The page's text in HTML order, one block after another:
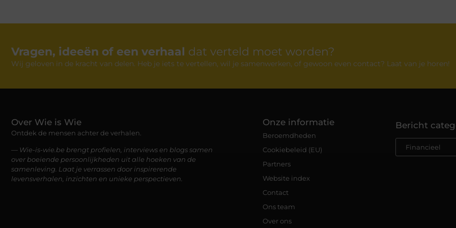
Vragen, ideeën of een verhaal dat verteld moet worden?
Wij geloven in de kracht van delen. Heb je iets te vertellen, wil je samenwerken, of gewoon even contact? Laat van je horen!
Over Wie is Wie
Ontdek de mensen achter de verhalen.
— Wie-is-wie.be brengt profielen, interviews en blogs samen
over boeiende persoonlijkheden uit alle hoeken van de
samenleving. Laat je verrassen door inspirerende
levensverhalen, inzichten en unieke perspectieven.
Onze informatie
Beroemdheden
Cookiebeleid (EU)
Partners
Website index
Contact
Ons team
Over ons
Bericht